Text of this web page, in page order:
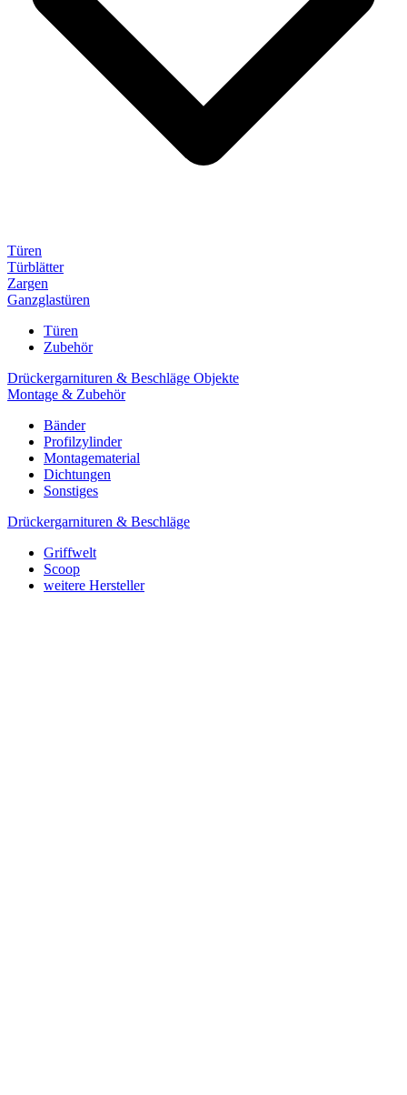
Türen
Türblätter
Zargen
Ganzglastüren
Türen
Zubehör
Drückergarnituren & Beschläge Objekte
Montage & Zubehör
Bänder
Profilzylinder
Montagematerial
Dichtungen
Sonstiges
Drückergarnituren & Beschläge
Griffwelt
Scoop
weitere Hersteller